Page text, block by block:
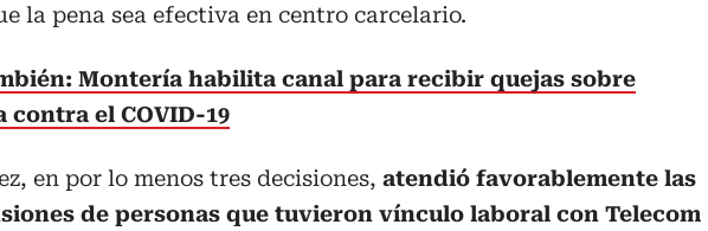
la pena sea efectiva en centro carcelario.
Montería habilita canal para recibir quejas sobre
contra el COVID-19
en por lo menos tres decisiones, atendió favorablemente las
de personas que tuvieron vínculo laboral con Telecom